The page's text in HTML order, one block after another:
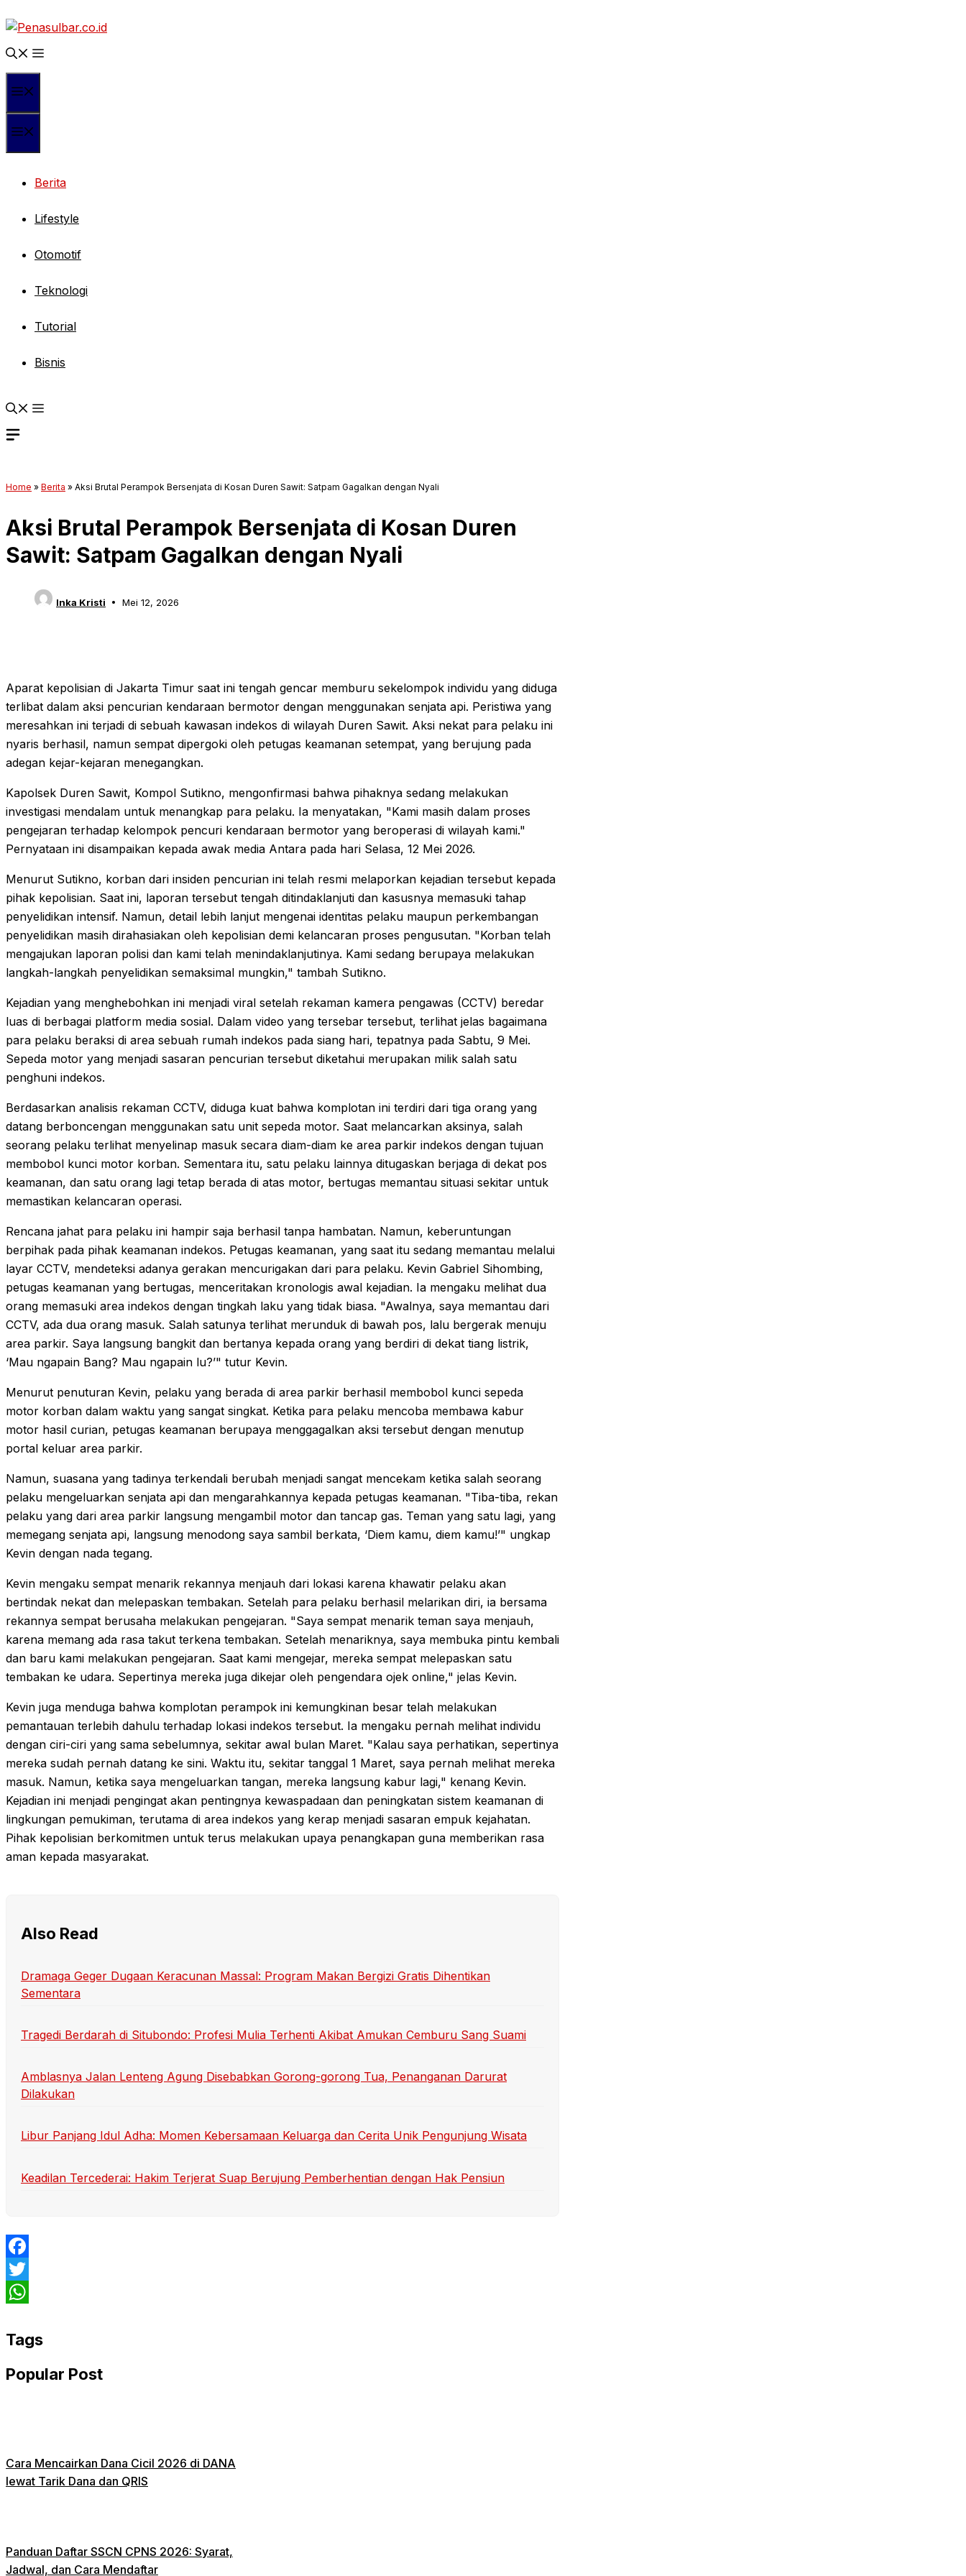
ke
isi
Berita
Lifestyle
Otomotif
Teknologi
Tutorial
Bisnis
Home » Berita » Aksi Brutal Perampok Bersenjata di Kosan Duren Sawit: Satpam Gagalkan dengan Nyali
Aksi Brutal Perampok Bersenjata di Kosan Duren
Sawit: Satpam Gagalkan dengan Nyali
Inka Kristi Mei 12, 2026
Aparat kepolisian di Jakarta Timur saat ini tengah gencar memburu sekelompok individu yang diduga
terlibat dalam aksi pencurian kendaraan bermotor dengan menggunakan senjata api. Peristiwa yang
meresahkan ini terjadi di sebuah kawasan indekos di wilayah Duren Sawit. Aksi nekat para pelaku ini
nyaris berhasil, namun sempat dipergoki oleh petugas keamanan setempat, yang berujung pada
adegan kejar-kejaran menegangkan.
Kapolsek Duren Sawit, Kompol Sutikno, mengonfirmasi bahwa pihaknya sedang melakukan
investigasi mendalam untuk menangkap para pelaku. Ia menyatakan, "Kami masih dalam proses
pengejaran terhadap kelompok pencuri kendaraan bermotor yang beroperasi di wilayah kami."
Pernyataan ini disampaikan kepada awak media Antara pada hari Selasa, 12 Mei 2026.
Menurut Sutikno, korban dari insiden pencurian ini telah resmi melaporkan kejadian tersebut kepada
pihak kepolisian. Saat ini, laporan tersebut tengah ditindaklanjuti dan kasusnya memasuki tahap
penyelidikan intensif. Namun, detail lebih lanjut mengenai identitas pelaku maupun perkembangan
penyelidikan masih dirahasiakan oleh kepolisian demi kelancaran proses pengusutan. "Korban telah
mengajukan laporan polisi dan kami telah menindaklanjutinya. Kami sedang berupaya melakukan
langkah-langkah penyelidikan semaksimal mungkin," tambah Sutikno.
Kejadian yang menghebohkan ini menjadi viral setelah rekaman kamera pengawas (CCTV) beredar
luas di berbagai platform media sosial. Dalam video yang tersebar tersebut, terlihat jelas bagaimana
para pelaku beraksi di area sebuah rumah indekos pada siang hari, tepatnya pada Sabtu, 9 Mei.
Sepeda motor yang menjadi sasaran pencurian tersebut diketahui merupakan milik salah satu
penghuni indekos.
Berdasarkan analisis rekaman CCTV, diduga kuat bahwa komplotan ini terdiri dari tiga orang yang
datang berboncengan menggunakan satu unit sepeda motor. Saat melancarkan aksinya, salah
seorang pelaku terlihat menyelinap masuk secara diam-diam ke area parkir indekos dengan tujuan
membobol kunci motor korban. Sementara itu, satu pelaku lainnya ditugaskan berjaga di dekat pos
keamanan, dan satu orang lagi tetap berada di atas motor, bertugas memantau situasi sekitar untuk
memastikan kelancaran operasi.
Rencana jahat para pelaku ini hampir saja berhasil tanpa hambatan. Namun, keberuntungan
berpihak pada pihak keamanan indekos. Petugas keamanan, yang saat itu sedang memantau melalui
layar CCTV, mendeteksi adanya gerakan mencurigakan dari para pelaku. Kevin Gabriel Sihombing,
petugas keamanan yang bertugas, menceritakan kronologis awal kejadian. Ia mengaku melihat dua
orang memasuki area indekos dengan tingkah laku yang tidak biasa. "Awalnya, saya memantau dari
CCTV, ada dua orang masuk. Salah satunya terlihat merunduk di bawah pos, lalu bergerak menuju
area parkir. Saya langsung bangkit dan bertanya kepada orang yang berdiri di dekat tiang listrik,
‘Mau ngapain Bang? Mau ngapain lu?’" tutur Kevin.
Menurut penuturan Kevin, pelaku yang berada di area parkir berhasil membobol kunci sepeda
motor korban dalam waktu yang sangat singkat. Ketika para pelaku mencoba membawa kabur
motor hasil curian, petugas keamanan berupaya menggagalkan aksi tersebut dengan menutup
portal keluar area parkir.
Namun, suasana yang tadinya terkendali berubah menjadi sangat mencekam ketika salah seorang
pelaku mengeluarkan senjata api dan mengarahkannya kepada petugas keamanan. "Tiba-tiba, rekan
pelaku yang dari area parkir langsung mengambil motor dan tancap gas. Teman yang satu lagi, yang
memegang senjata api, langsung menodong saya sambil berkata, ‘Diem kamu, diem kamu!’" ungkap
Kevin dengan nada tegang.
Kevin mengaku sempat menarik rekannya menjauh dari lokasi karena khawatir pelaku akan
bertindak nekat dan melepaskan tembakan. Setelah para pelaku berhasil melarikan diri, ia bersama
rekannya sempat berusaha melakukan pengejaran. "Saya sempat menarik teman saya menjauh,
karena memang ada rasa takut terkena tembakan. Setelah menariknya, saya membuka pintu kembali
dan baru kami melakukan pengejaran. Saat kami mengejar, mereka sempat melepaskan satu
tembakan ke udara. Sepertinya mereka juga dikejar oleh pengendara ojek online," jelas Kevin.
Kevin juga menduga bahwa komplotan perampok ini kemungkinan besar telah melakukan
pemantauan terlebih dahulu terhadap lokasi indekos tersebut. Ia mengaku pernah melihat individu
dengan ciri-ciri yang sama sebelumnya, sekitar awal bulan Maret. "Kalau saya perhatikan, sepertinya
mereka sudah pernah datang ke sini. Waktu itu, sekitar tanggal 1 Maret, saya pernah melihat mereka
masuk. Namun, ketika saya mengeluarkan tangan, mereka langsung kabur lagi," kenang Kevin.
Kejadian ini menjadi pengingat akan pentingnya kewaspadaan dan peningkatan sistem keamanan di
lingkungan pemukiman, terutama di area indekos yang kerap menjadi sasaran empuk kejahatan.
Pihak kepolisian berkomitmen untuk terus melakukan upaya penangkapan guna memberikan rasa
aman kepada masyarakat.
Also Read
Dramaga Geger Dugaan Keracunan Massal: Program Makan Bergizi Gratis Dihentikan
Sementara
Tragedi Berdarah di Situbondo: Profesi Mulia Terhenti Akibat Amukan Cemburu Sang Suami
Amblasnya Jalan Lenteng Agung Disebabkan Gorong-gorong Tua, Penanganan Darurat
Dilakukan
Libur Panjang Idul Adha: Momen Kebersamaan Keluarga dan Cerita Unik Pengunjung Wisata
Keadilan Tercederai: Hakim Terjerat Suap Berujung Pemberhentian dengan Hak Pensiun
Facebook
Twitter
Tags
Popular Post
Cara Mencairkan Dana Cicil 2026 di DANA
lewat Tarik Dana dan QRIS
Panduan Daftar SSCN CPNS 2026: Syarat,
Jadwal, dan Cara Mendaftar